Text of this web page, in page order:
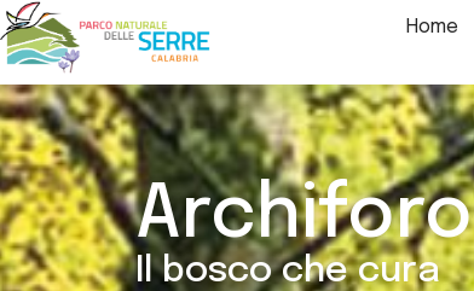
contenuto
Home
Archiforo
Il bosco che cura